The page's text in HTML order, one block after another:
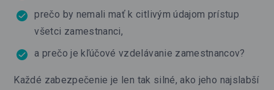
prečo by nemali mať k citlivým údajom prístup
všetci zamestnanci,
a prečo je kľúčové vzdelávanie zamestnancov?
Každé zabezpečenie je len tak silné, ako jeho najslabší